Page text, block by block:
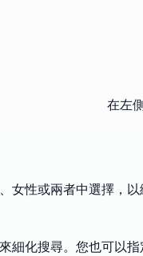
在左
性或兩者中選擇，以
化搜尋。您也可以